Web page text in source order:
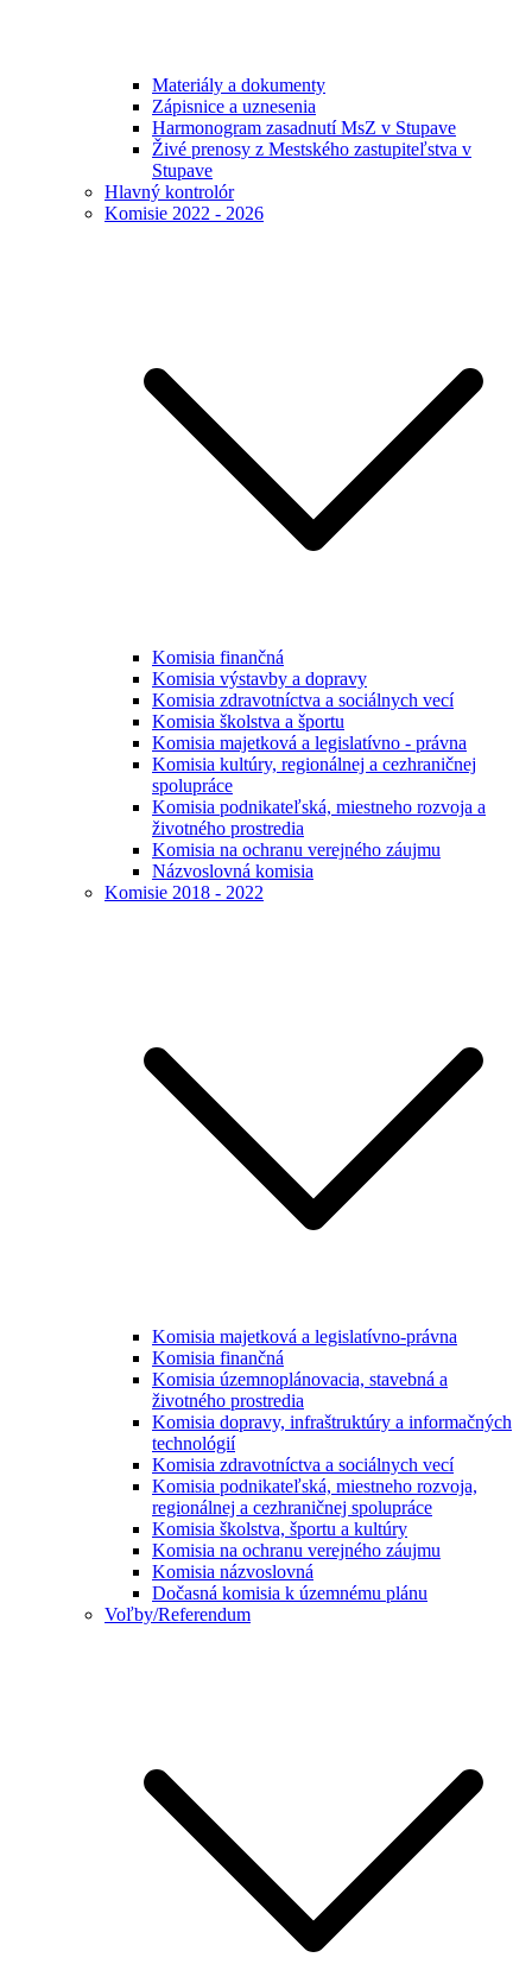
Materiály a dokumenty
Zápisnice a uznesenia
Harmonogram zasadnutí MsZ v Stupave
Živé prenosy z Mestského zastupiteľstva v
Stupave
Hlavný kontrolór
Komisie 2022 - 2026
Komisia finančná
Komisia výstavby a dopravy
Komisia zdravotníctva a sociálnych vecí
Komisia školstva a športu
Komisia majetková a legislatívno - právna
Komisia kultúry, regionálnej a cezhraničnej
spolupráce
Komisia podnikateľská, miestneho rozvoja a
životného prostredia
Komisia na ochranu verejného záujmu
Názvoslovná komisia
Komisie 2018 - 2022
Komisia majetková a legislatívno-právna
Komisia finančná
Komisia územnoplánovacia, stavebná a
životného prostredia
Komisia dopravy, infraštruktúry a informačných
technológií
Komisia zdravotníctva a sociálnych vecí
Komisia podnikateľská, miestneho rozvoja,
regionálnej a cezhraničnej spolupráce
Komisia školstva, športu a kultúry
Komisia na ochranu verejného záujmu
Komisia názvoslovná
Dočasná komisia k územnému plánu
Voľby/Referendum